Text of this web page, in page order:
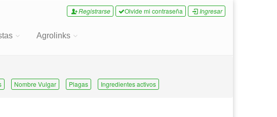
Registrarse Olvide mi contraseña Ingresar
Agrolinks
Nombre Vulgar Plagas Ingredientes activos